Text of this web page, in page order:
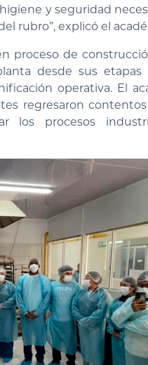
y seguridad
rubro”, explicó el
proceso de
desde sus etapas
operativa. El
regresaron
los procesos